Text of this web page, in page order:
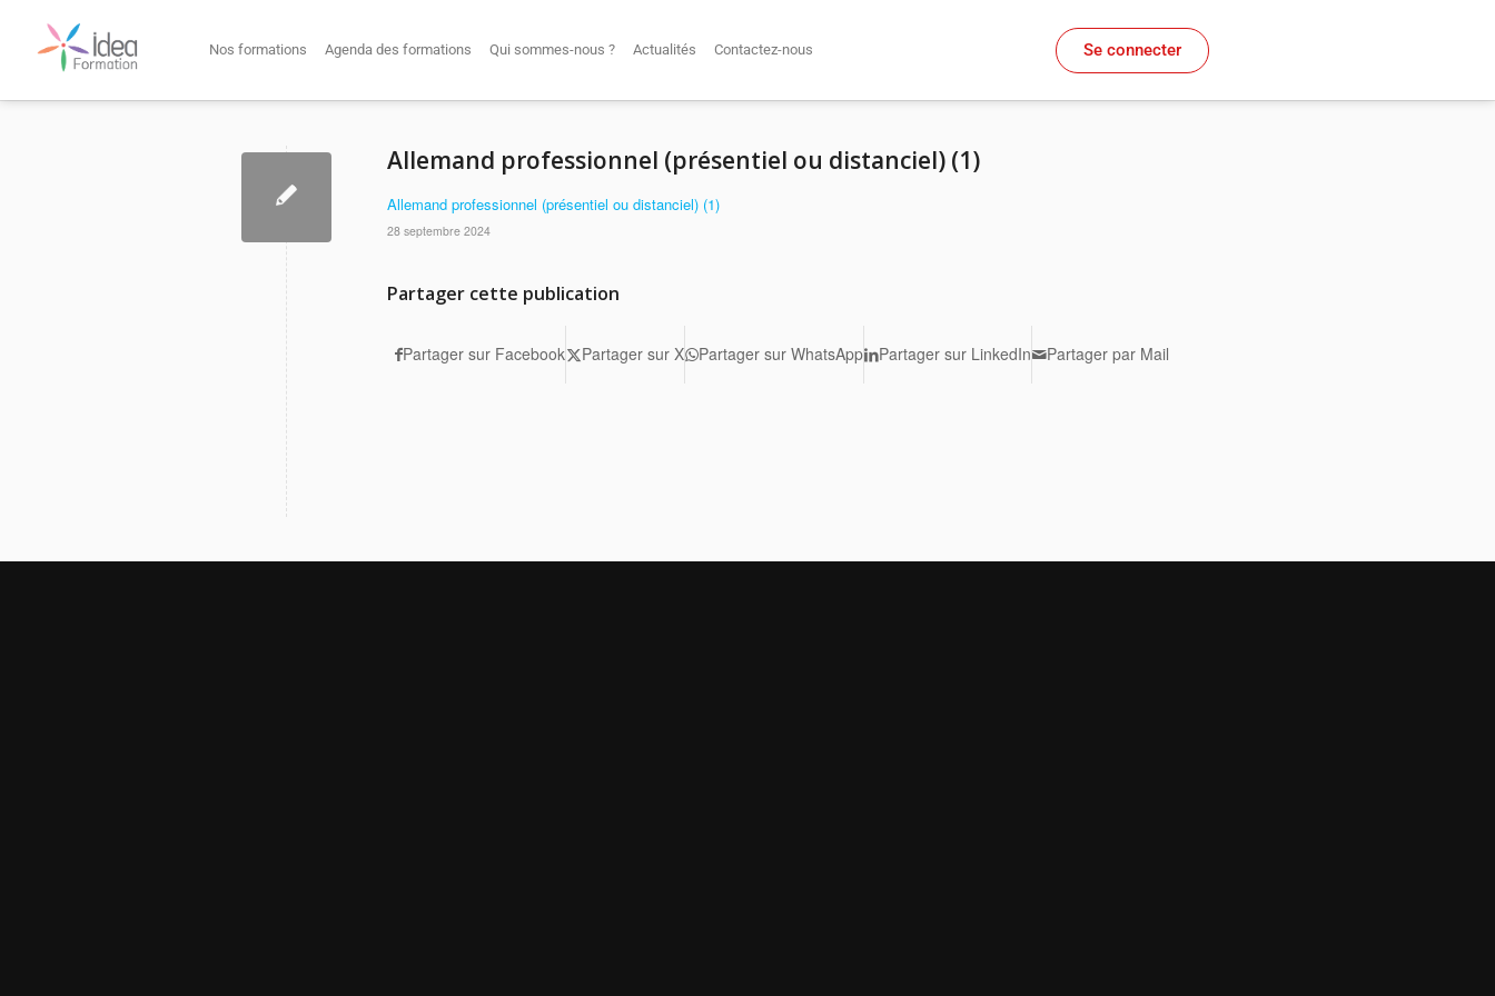
Nos formations Agenda des formations Qui sommes-nous ? Actualités Contactez-nous Se connecter
Allemand professionnel (présentiel ou distanciel) (1)
Allemand professionnel (présentiel ou distanciel) (1)
28 septembre 2024
Partager cette publication
Partager sur Facebook Partager sur X Partager sur WhatsApp Partager sur LinkedIn Partager par Mail